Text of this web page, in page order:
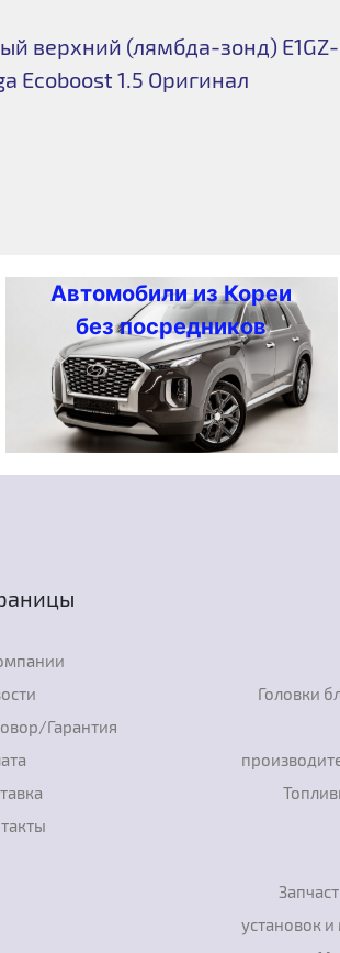
верхний (лямбда-зонд)
Ecoboost 1.5 Оригинал
Автомобили из Кореи
без посредников
Гарантия
Головки
установок